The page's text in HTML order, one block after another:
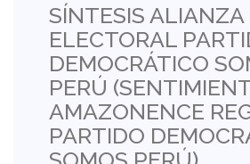
SÍNTESIS ALIANZA
ELECTORAL
DEMOCRÁTICO
PERÚ
AMAZONENCE
PARTIDO